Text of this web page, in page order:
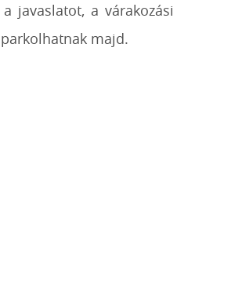
javaslatot, a várakozási
majd.